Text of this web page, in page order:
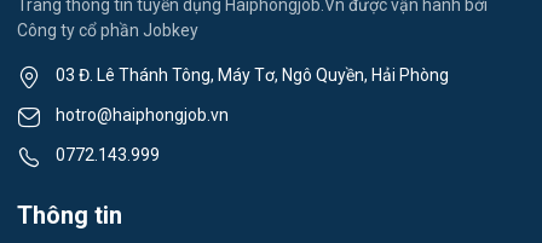
Lái xe
Tiếng Nhật
Du lịch
Việc làm Nam Đồng
Việc làm Tân Hưng
Trang thông tin tuyển dụng Haiphongjob.Vn được vận hành bởi
Công ty cổ phần Jobkey
03 Đ. Lê Thánh Tông, Máy Tơ, Ngô Quyền, Hải Phòng
hotro@haiphongjob.vn
0772.143.999
Thông tin